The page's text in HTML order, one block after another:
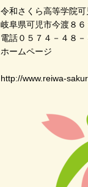
令和さくら高等学院可
岐阜県可児市今渡８６
電話０５７４－４８
ホームページ
http://www.reiwa-